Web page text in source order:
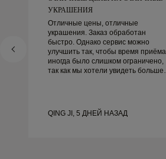
УКРАШЕНИЯ
Отличные цены, отличные
украшения. Заказ обработан
быстро. Однако сервис можно
улучшить так, чтобы время приёма
иногда было слишком ограничено,
так как мы хотели увидеть больше
украшения. Жена счастлива.
QING JI, 5 ДНЕЙ НАЗАД